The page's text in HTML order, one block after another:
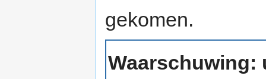
gekomen.
Waarschuwing: